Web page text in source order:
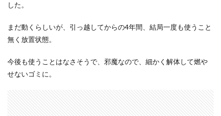
した。
まだ動くらしいが、引っ越してからの4年間、結局一度も使うこと
無く放置状態。
今後も使うことはなさそうで、邪魔なので、細かく解体して燃や
せないゴミに。